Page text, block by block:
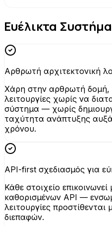
Ευέλικτα
Αρθρωτή αρχιτεκτονική
Χάρη στην αρθρωτή δομή,
λειτουργίες χωρίς να
σύστημα — χωρίς
ταχύτητα ανάπτυξης
χρόνου.
API-first σχεδιασμός για
Κάθε στοιχείο
καθορισμένων API —
λειτουργίες
διεπαφών.